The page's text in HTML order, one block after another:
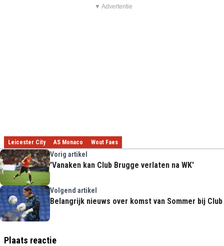
▼ Advertentie
Leicester City AS Monaco Wout Faes
Vorig artikel
'Vanaken kan Club Brugge verlaten na WK'
Volgend artikel
Belangrijk nieuws over komst van Sommer bij Club
Plaats reactie